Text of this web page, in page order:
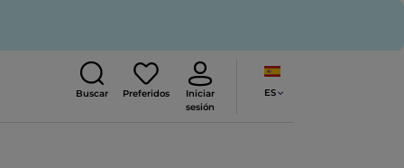
Buscar Preferidos
Iniciar
sesión
ES